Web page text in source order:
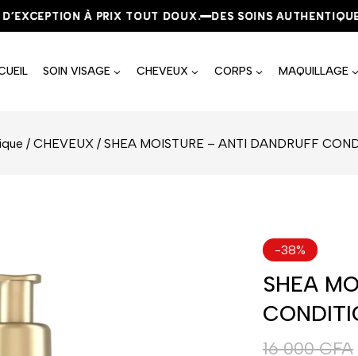
À PRIX TOUT DOUX. DES SOINS AUTHENTIQUES,
À PRIX TOUT DOUX. DES SOINS AUTHENTIQUES,
À PRIX TOUT DOUX. DES SOINS AUTHENTIQUES,
SOIN VISAGE CHEVEUX CORPS MAQUILLAGE
/ CHEVEUX / SHEA MOISTURE – ANTI DANDRUFF
-38%
SHEA
16 000CFA